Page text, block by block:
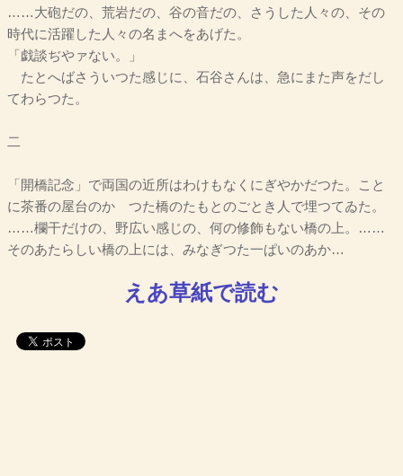
……大砲だの、荒岩だの、谷の音だの、さうした人々の、その
時代に活躍した人々の名まへをあげた。
「戯談ぢやァない。」
たとへばさういつた感じに、石谷さんは、急にまた声をだし
てわらつた。
二
「開橋記念」で両国の近所はわけもなくにぎやかだつた。こと
に茶番の屋台のかゝつた橋のたもとのごとき人で埋つてゐた。
……欄干だけの、野広い感じの、何の修飾もない橋の上。……
そのあたらしい橋の上には、みなぎつた一ぱいのあか…
えあ草紙で読む